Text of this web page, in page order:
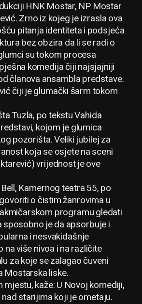
HNK Mostar, NP Mostar
Zrno iz kojeg je izrasla ova
pitanja identiteta i podsjeća
bez obzira da li se radi o
su tokom procesa
komedija čiji najsjajniji
članova ansambla predstave.
čiji je glumački šarm tokom
Tuzla, po tekstu Vahida
kojom je glumica
pozorišta. Veliki jubilej za
koja se osjete na sceni
vrijednost je ove
Kamernog teatra 55, po
o čistim žanrovima u
programu gledati
sposobno je da apsorbuje i
i nesvakidašnje
više nivoa i na različite
za koje se zalagao čuveni
Mostarska liske.
kaže: U Novoj komediji,
starijima koji je ometaju.